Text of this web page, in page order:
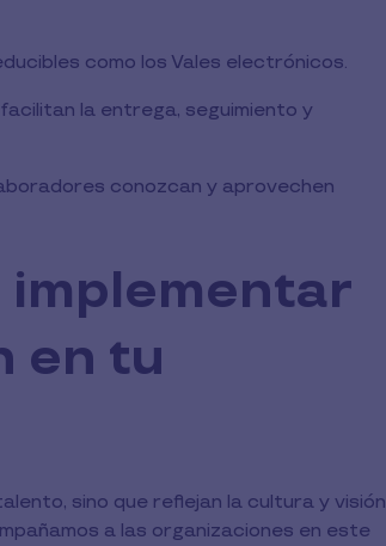
como los Vales electrónicos.
la entrega, seguimiento y
conozcan y aprovechen
implementar
en tu
sino que reflejan la cultura y visión
a las organizaciones en este